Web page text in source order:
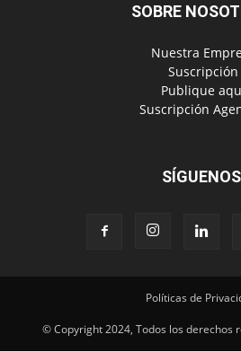
SOBRE
Nuestra
‎ Suscripción
Publique
Suscripción
SÍGUENOS
Políticas de
© Copyright 2024, Todos los derechos